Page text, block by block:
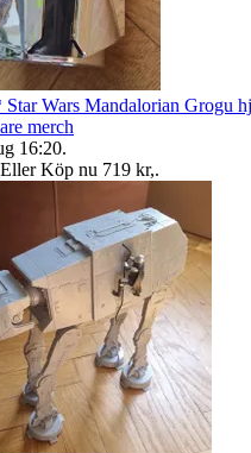
Wars Mandalorian Grogu
merch
16:20.
Eller Köp nu 719 kr,.